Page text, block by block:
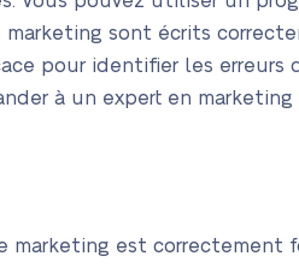
sont écrits
pour identifier les erreurs
à un expert en
marketing est correctement